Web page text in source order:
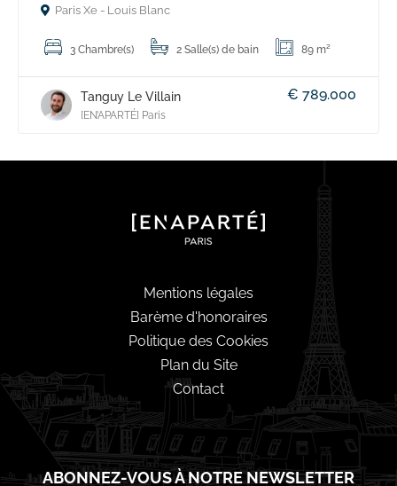
Paris Xe - Louis Blanc
3 Chambre(s) 2 Salle(s) de bain 89 m²
Tanguy Le Villain
[EN’APARTÉ] Paris
€ 789.000
Mentions légales
Barème d'honoraires
Politique des Cookies
Plan du Site
Contact
ABONNEZ-VOUS À NOTRE NEWSLETTER